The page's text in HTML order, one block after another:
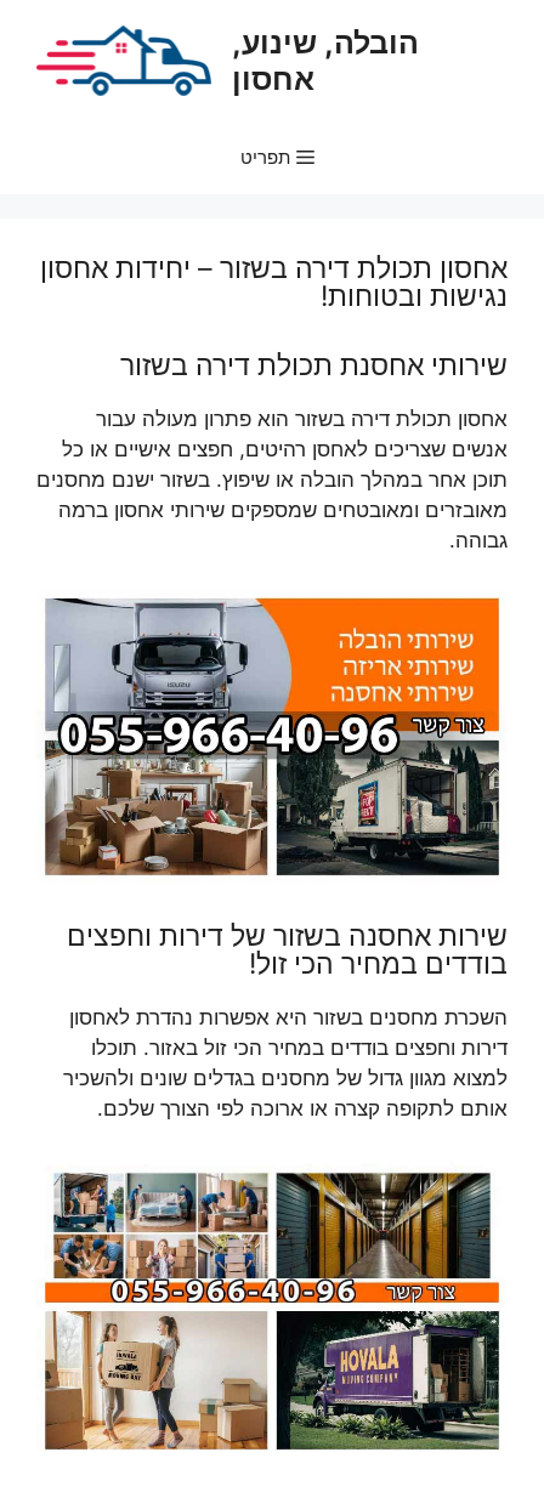
הובלה, שינוע,
אחסון
תפריט
אחסון תכולת דירה בשזור – יחידות אחסון
נגישות ובטוחות!
שירותי אחסנת תכולת דירה בשזור
אחסון תכולת דירה בשזור הוא פתרון מעולה עבור
אנשים שצריכים לאחסן רהיטים, חפצים אישיים או כל
תוכן אחר במהלך הובלה או שיפוץ. בשזור ישנם מחסנים
מאובזרים ומאובטחים שמספקים שירותי אחסון ברמה
גבוהה.
שירות אחסנה בשזור של דירות וחפצים
בודדים במחיר הכי זול!
השכרת מחסנים בשזור היא אפשרות נהדרת לאחסון
דירות וחפצים בודדים במחיר הכי זול באזור. תוכלו
למצוא מגוון גדול של מחסנים בגדלים שונים ולהשכיר
אותם לתקופה קצרה או ארוכה לפי הצורך שלכם.